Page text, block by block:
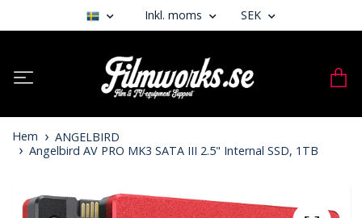
Inkl. moms SEK
Hem
ANGELBIRD
Angelbird AV PRO MK3 SATA III 2.5" Internal SSD, 1TB